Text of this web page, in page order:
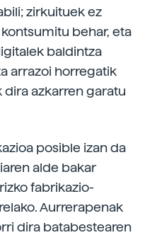
zirkuituek ez
behar, eta
baldintza
arrazoi horregatik
azkarren garatu
posible izan da
alde bakar
fabrikazio-
Aurrerapenak
dira batabestearen